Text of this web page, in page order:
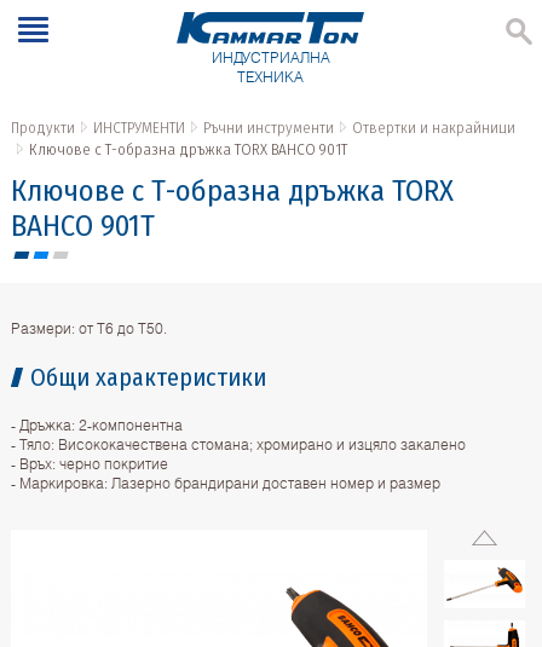
ИНДУСТРИАЛНА
ТЕХНИКА
Продукти ИНСТРУМЕНТИ Ръчни инструменти
Отвертки и накрайници
Ключове с Т-образна дръжка TORX BAHCO 901T
Ключове с Т-образна дръжка TORX
BAHCO 901T
Размери: от T6 до T50.
Общи характеристики
- Дръжка: 2-компонентна
- Тяло: Висококачествена стомана; хромирано и изцяло закалено
- Връх: черно покритие
- Маркировка: Лазерно брандирани доставен номер и размер